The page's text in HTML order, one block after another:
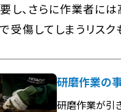
し、さらに作業者に
受傷してしまうリスク
研磨作業の
研磨作業が引